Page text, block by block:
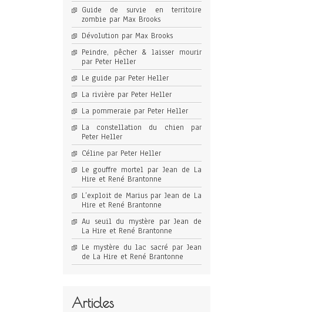
Guide de survie en territoire
zombie par Max Brooks
Dévolution par Max Brooks
Peindre, pêcher & laisser mourir
par Peter Heller
Le guide par Peter Heller
La rivière par Peter Heller
La pommeraie par Peter Heller
La constellation du chien par
Peter Heller
Céline par Peter Heller
Le gouffre mortel par Jean de La
Hire et René Brantonne
L’exploit de Marius par Jean de La
Hire et René Brantonne
Au seuil du mystère par Jean de
La Hire et René Brantonne
Le mystère du lac sacré par Jean
de La Hire et René Brantonne
Articles